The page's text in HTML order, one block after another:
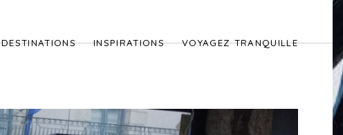
DESTINATIONS INSPIRATIONS VOYAGEZ TRANQUILLE